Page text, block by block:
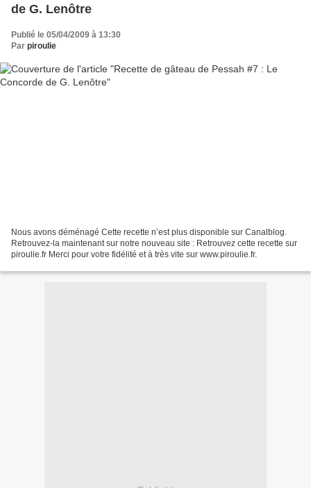
de G. Lenôtre
Publié le 05/04/2009 à 13:30
Par piroulie
Nous avons déménagé Cette recette n’est plus disponible sur Canalblog.
Retrouvez-la maintenant sur notre nouveau site : Retrouvez cette recette sur
piroulie.fr Merci pour votre fidélité et à très vite sur www.piroulie.fr.